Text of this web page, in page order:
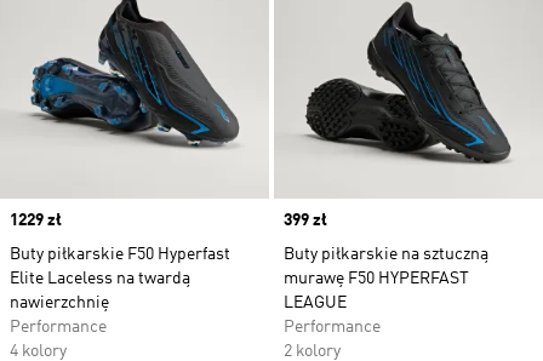
Price
1229 zł
Buty piłkarskie F50 Hyperfast
Elite Laceless na twardą
nawierzchnię
Performance
4 kolory
Price
399 zł
Buty piłkarskie na sztuczną
murawę F50 HYPERFAST
LEAGUE
Performance
2 kolory